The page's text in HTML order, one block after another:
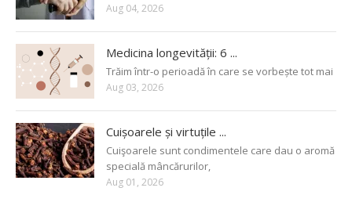
Aug 04, 2026
Medicina longevității: 6 ...
Trăim într-o perioadă în care se vorbește tot mai
Aug 03, 2026
Cuișoarele și virtuțile ...
Cuişoarele sunt condimentele care dau o aromă
specială mâncărurilor,
Aug 01, 2026